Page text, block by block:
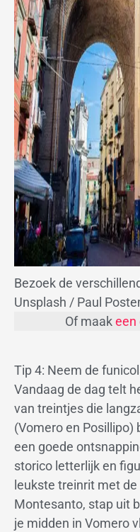
Bezoek de
Unsplash / Paul
Of maakeen
Tip 4: Neem de
Vandaag de dag telt
van treintjes die
(Vomero en Posillipo)
een goede
storico letterlijk en
leukste treinrit met
Montesanto, stap uit
je midden in Vomero